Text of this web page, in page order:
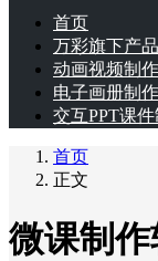
首页
万彩旗下产品
动画视频制作
电子画册制作
交互PPT课
首页
正文
微课制